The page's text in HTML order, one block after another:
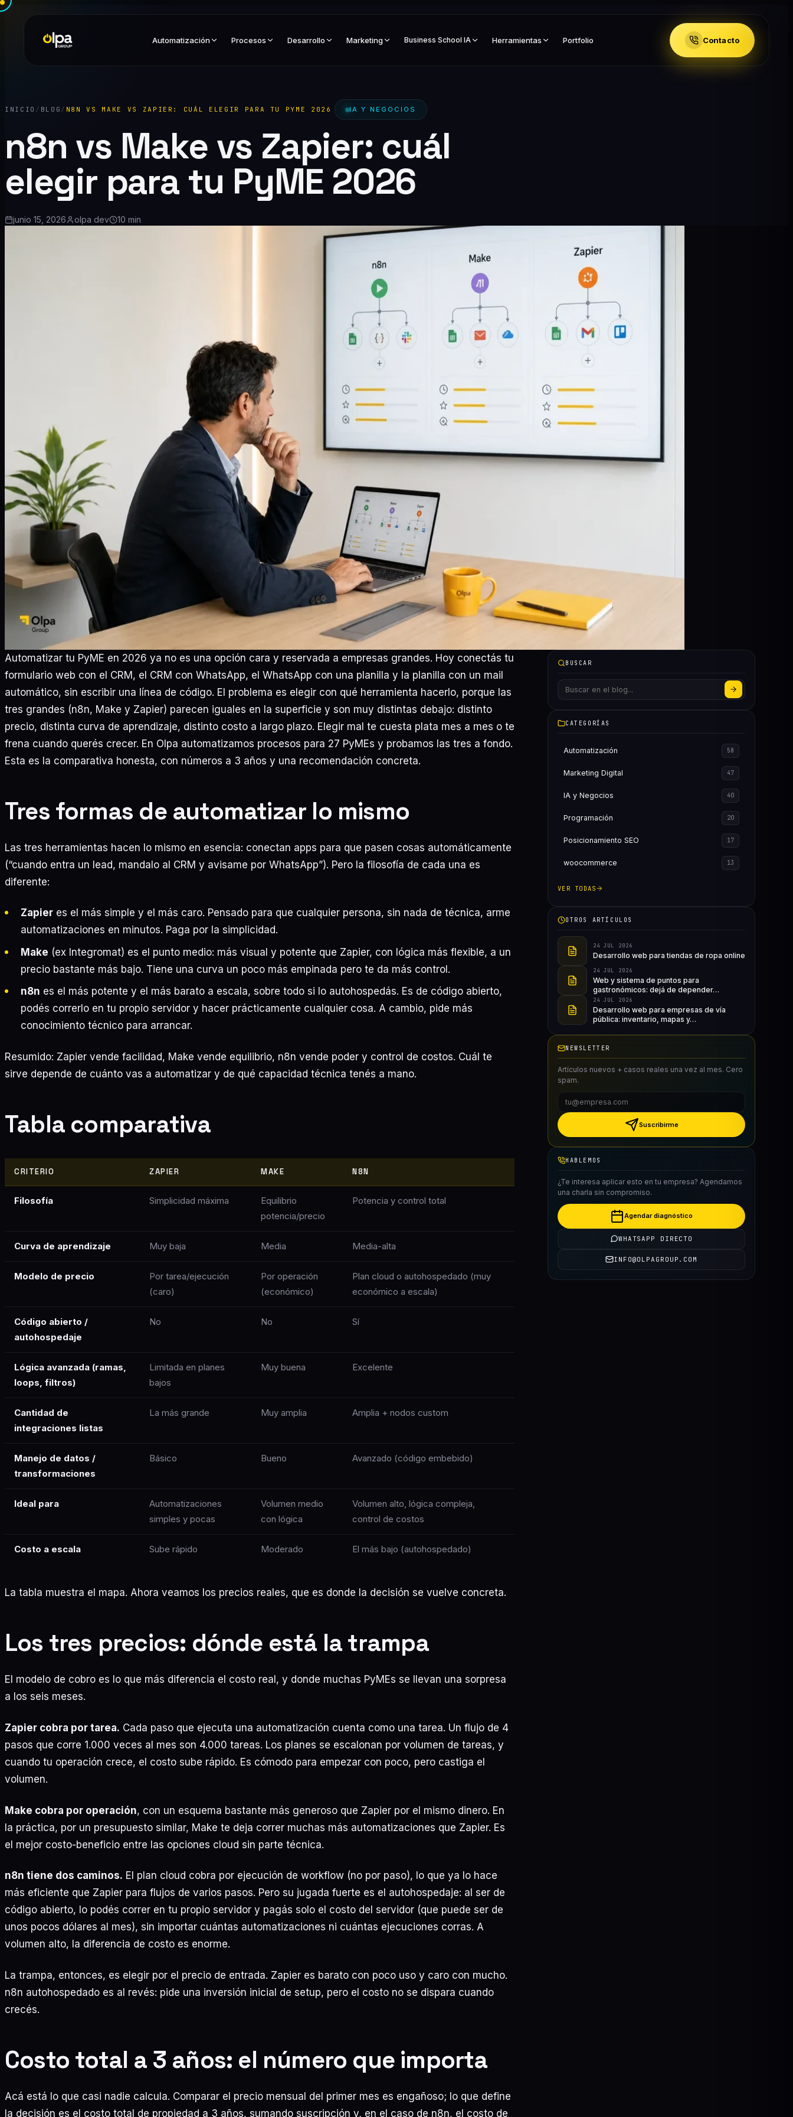
Automatización Procesos Desarrollo Marketing Business School IA Herramientas Portfolio Contacto
INICIO / BLOG / N8N VS MAKE VS ZAPIER: CUÁL ELEGIR PARA TU PYME 2026 IA Y NEGOCIOS
n8n vs Make vs Zapier: cuál
elegir para tu PyME 2026
junio 15, 2026 olpa dev 10 min
Automatizar tu PyME en 2026 ya no es una opción cara y reservada a empresas grandes. Hoy conectás tu
formulario web con el CRM, el CRM con WhatsApp, el WhatsApp con una planilla y la planilla con un mail
automático, sin escribir una línea de código. El problema es elegir con qué herramienta hacerlo, porque las
tres grandes (n8n, Make y Zapier) parecen iguales en la superficie y son muy distintas debajo: distinto
precio, distinta curva de aprendizaje, distinto costo a largo plazo. Elegir mal te cuesta plata mes a mes o te
frena cuando querés crecer. En Olpa automatizamos procesos para 27 PyMEs y probamos las tres a fondo.
Esta es la comparativa honesta, con números a 3 años y una recomendación concreta.
Tres formas de automatizar lo mismo
Las tres herramientas hacen lo mismo en esencia: conectan apps para que pasen cosas automáticamente
(“cuando entra un lead, mandalo al CRM y avisame por WhatsApp”). Pero la filosofía de cada una es
diferente:
Zapier es el más simple y el más caro. Pensado para que cualquier persona, sin nada de técnica, arme
automatizaciones en minutos. Paga por la simplicidad.
Make (ex Integromat) es el punto medio: más visual y potente que Zapier, con lógica más flexible, a un
precio bastante más bajo. Tiene una curva un poco más empinada pero te da más control.
n8n es el más potente y el más barato a escala, sobre todo si lo autohospedás. Es de código abierto,
podés correrlo en tu propio servidor y hacer prácticamente cualquier cosa. A cambio, pide más
conocimiento técnico para arrancar.
Resumido: Zapier vende facilidad, Make vende equilibrio, n8n vende poder y control de costos. Cuál te
sirve depende de cuánto vas a automatizar y de qué capacidad técnica tenés a mano.
Tabla comparativa
CRITERIO ZAPIER MAKE N8N
Filosofía Simplicidad máxima
Equilibrio
potencia/precio
Potencia y control total
Curva de aprendizaje Muy baja Media Media-alta
Modelo de precio
Por tarea/ejecución
(caro)
Por operación
(económico)
Plan cloud o autohospedado (muy
económico a escala)
Código abierto /
autohospedaje
No No Sí
Lógica avanzada (ramas,
loops, filtros)
Limitada en planes
bajos
Muy buena Excelente
Cantidad de
integraciones listas
La más grande Muy amplia Amplia + nodos custom
Manejo de datos /
transformaciones
Básico Bueno Avanzado (código embebido)
Ideal para
Automatizaciones
simples y pocas
Volumen medio
con lógica
Volumen alto, lógica compleja,
control de costos
Costo a escala Sube rápido Moderado El más bajo (autohospedado)
La tabla muestra el mapa. Ahora veamos los precios reales, que es donde la decisión se vuelve concreta.
Los tres precios: dónde está la trampa
El modelo de cobro es lo que más diferencia el costo real, y donde muchas PyMEs se llevan una sorpresa
a los seis meses.
Zapier cobra por tarea. Cada paso que ejecuta una automatización cuenta como una tarea. Un flujo de 4
pasos que corre 1.000 veces al mes son 4.000 tareas. Los planes se escalonan por volumen de tareas, y
cuando tu operación crece, el costo sube rápido. Es cómodo para empezar con poco, pero castiga el
volumen.
Make cobra por operación, con un esquema bastante más generoso que Zapier por el mismo dinero. En
la práctica, por un presupuesto similar, Make te deja correr muchas más automatizaciones que Zapier. Es
el mejor costo-beneficio entre las opciones cloud sin parte técnica.
n8n tiene dos caminos. El plan cloud cobra por ejecución de workflow (no por paso), lo que ya lo hace
más eficiente que Zapier para flujos de varios pasos. Pero su jugada fuerte es el autohospedaje: al ser de
código abierto, lo podés correr en tu propio servidor y pagás solo el costo del servidor (que puede ser de
unos pocos dólares al mes), sin importar cuántas automatizaciones ni cuántas ejecuciones corras. A
volumen alto, la diferencia de costo es enorme.
La trampa, entonces, es elegir por el precio de entrada. Zapier es barato con poco uso y caro con mucho.
n8n autohospedado es al revés: pide una inversión inicial de setup, pero el costo no se dispara cuando
crecés.
Costo total a 3 años: el número que importa
Acá está lo que casi nadie calcula. Comparar el precio mensual del primer mes es engañoso; lo que define
la decisión es el costo total de propiedad a 3 años, sumando suscripción y, en el caso de n8n, el costo de
BUSCAR
CATEGORÍAS
Automatización 58
Marketing Digital 47
IA y Negocios 40
Programación 20
Posicionamiento SEO 17
woocommerce 13
VER TODAS
OTROS ARTÍCULOS
24 JUL 2026
Desarrollo web para tiendas de ropa online
24 JUL 2026
Web y sistema de puntos para
gastronómicos: dejá de depender…
24 JUL 2026
Desarrollo web para empresas de vía
pública: inventario, mapas y…
NEWSLETTER
Artículos nuevos + casos reales una vez al mes. Cero
spam.
Suscribirme
HABLEMOS
¿Te interesa aplicar esto en tu empresa? Agendamos
una charla sin compromiso.
Agendar diagnóstico
WHATSAPP DIRECTO
INFO@OLPAGROUP.COM